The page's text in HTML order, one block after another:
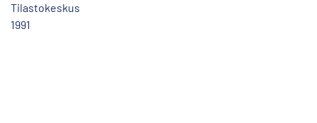
Tilastokeskus
1991